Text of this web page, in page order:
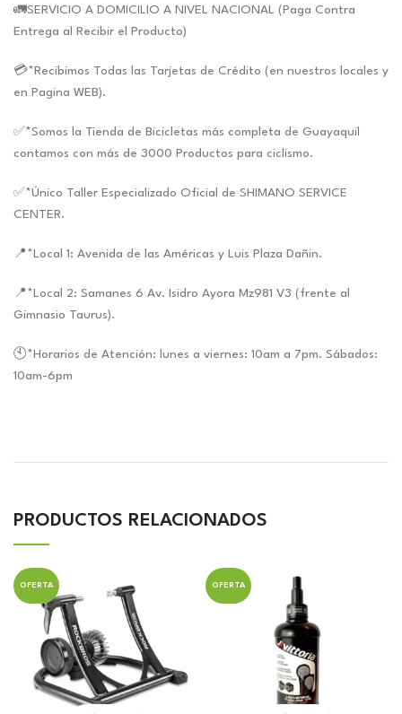
🚛SERVICIO A DOMICILIO A NIVEL NACIONAL (Paga Contra
Entrega al Recibir el Producto)
💳*Recibimos Todas las Tarjetas de Crédito (en nuestros locales y
en Pagina WEB).
✅*Somos la Tienda de Bicicletas más completa de Guayaquil
contamos con más de 3000 Productos para ciclismo.
✅*Único Taller Especializado Oficial de SHIMANO SERVICE
CENTER.
📍*Local 1: Avenida de las Américas y Luis Plaza Dañin.
📍*Local 2: Samanes 6 Av. Isidro Ayora Mz981 V3 (frente al
Gimnasio Taurus).
🕙*Horarios de Atención: lunes a viernes: 10am a 7pm. Sábados:
10am-6pm
PRODUCTOS RELACIONADOS
OFERTA OFERTA